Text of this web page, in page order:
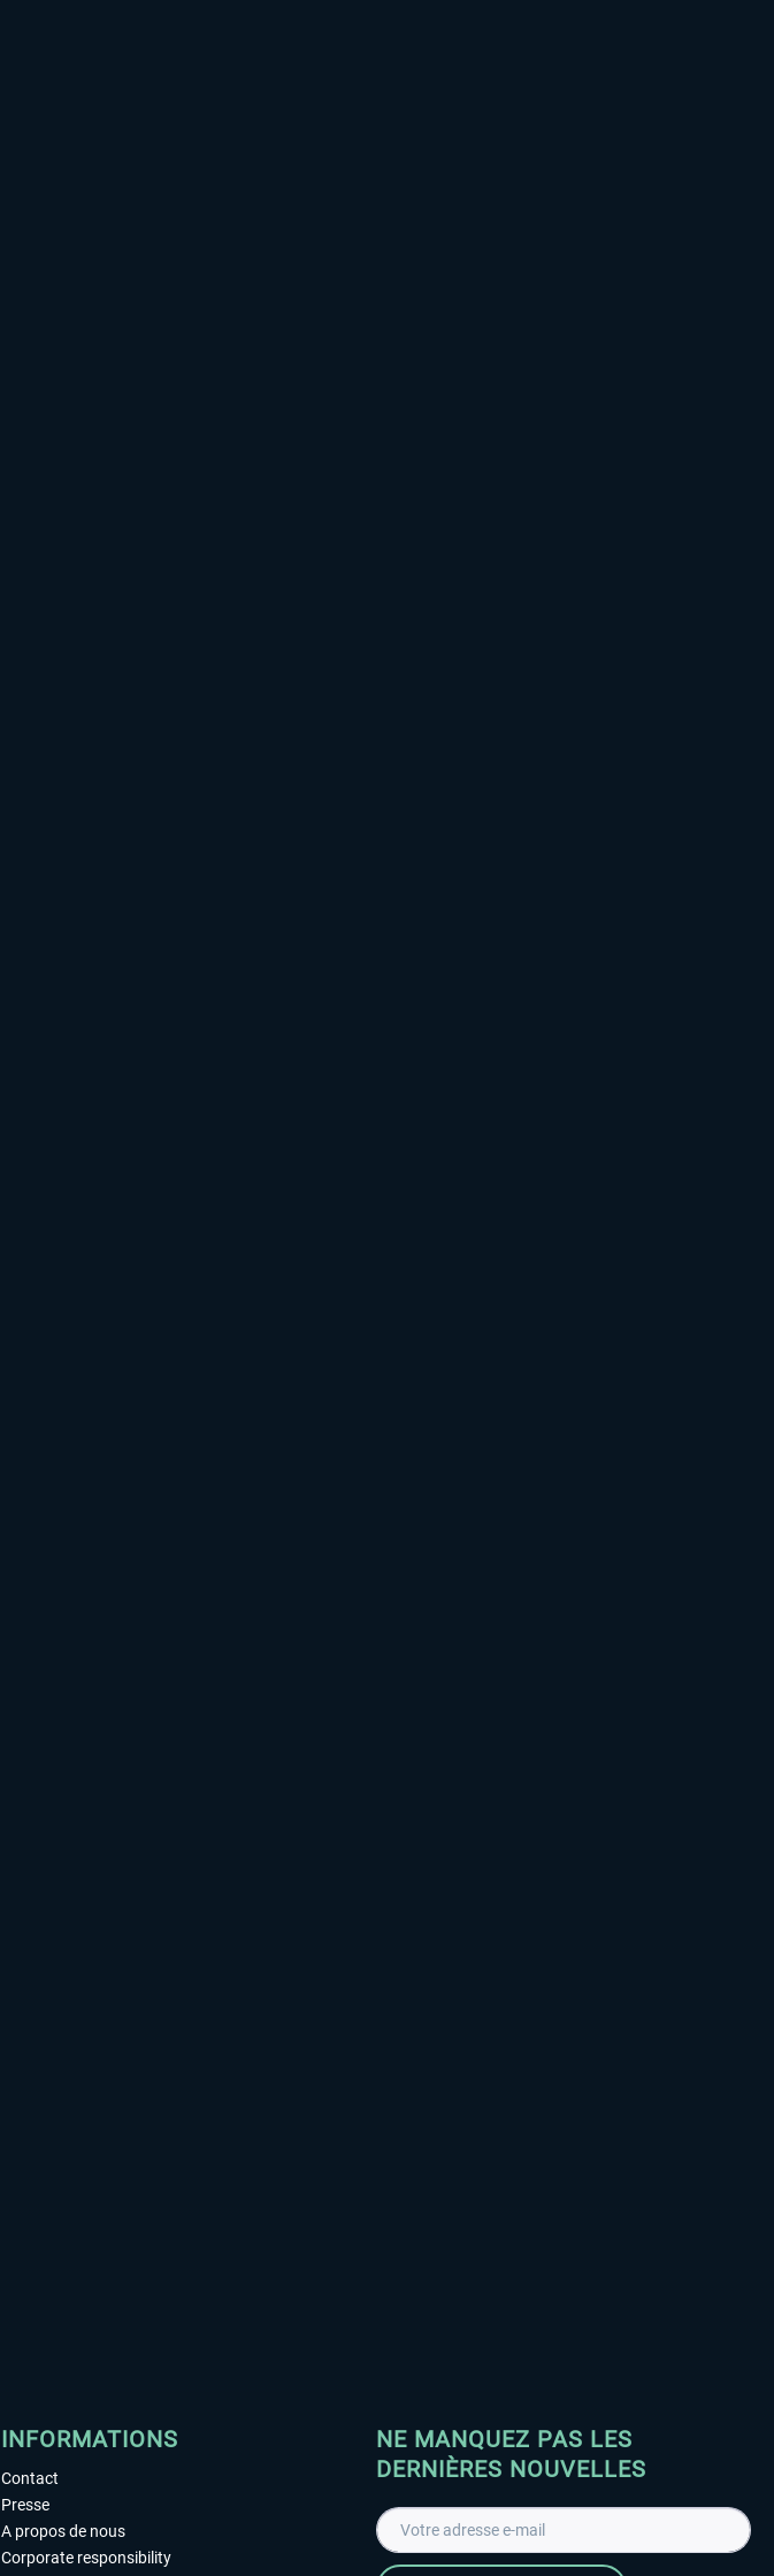
INFORMATIONS
Contact
Presse
A propos de nous
Corporate responsibility
NE MANQUEZ PAS LES
DERNIÈRES NOUVELLES